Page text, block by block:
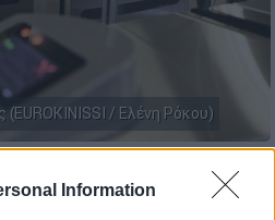
Information
/ Ελένη Ρόκου)
ΕΘΝΟΣ στη Google